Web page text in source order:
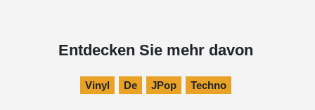
Entdecken Sie mehr davon
Vinyl De JPop Techno